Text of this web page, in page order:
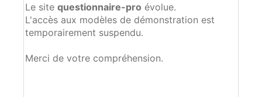
Le sitequestionnaire-pro évolue.
L'accès aux modèles de démonstration est
temporairement suspendu.
Merci de votre compréhension.